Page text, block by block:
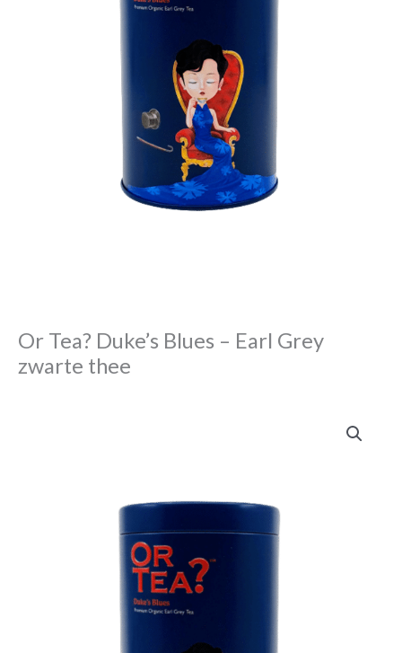
Or Tea? Duke’s Blues – Earl Grey
zwarte thee